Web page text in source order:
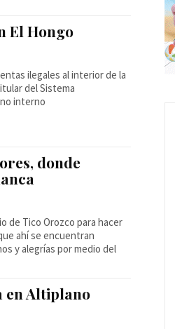
El Hongo
ilegales al interior de la
del Sistema
interno
donde
de Tico Orozco para hacer
ahí se encuentran
y alegrías por medio del
en Altiplano